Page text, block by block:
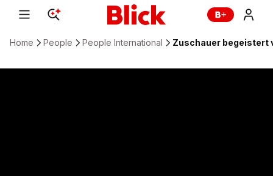
Home People People International Zuschauer begeistert